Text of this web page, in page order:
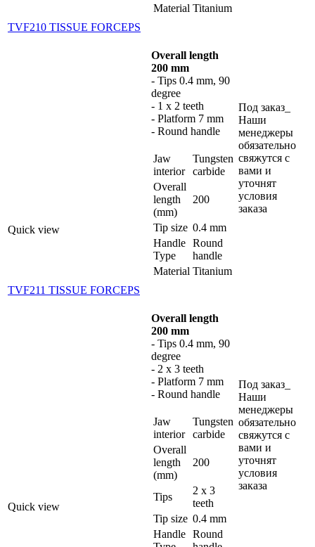
Material Titanium
TVF210 TISSUE FORCEPS
Quick view
Overall length
200 mm
- Tips 0.4 mm, 90
degree
- 1 x 2 teeth
- Platform 7 mm
- Round handle
Jaw
interior
Tungsten
carbide
Overall
length
(mm)
200
Tip size 0.4 mm
Handle
Type
Round
handle
Material Titanium
Под заказ_
Наши
менеджеры
обязательно
свяжутся с
вами и
уточнят
условия
заказа
TVF211 TISSUE FORCEPS
Quick view
Overall length
200 mm
- Tips 0.4 mm, 90
degree
- 2 x 3 teeth
- Platform 7 mm
- Round handle
Jaw
interior
Tungsten
carbide
Overall
length
(mm)
200
Tips
2 x 3
teeth
Tip size 0.4 mm
Handle Round
Под заказ_
Наши
менеджеры
обязательно
свяжутся с
вами и
уточнят
условия
заказа